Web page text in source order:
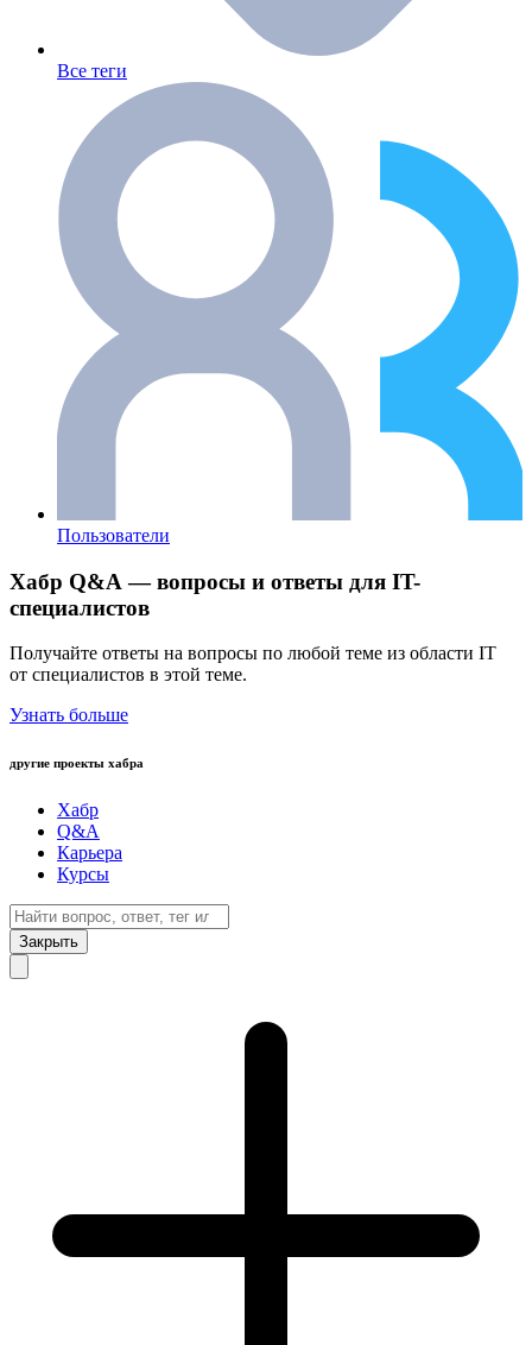
Все теги
Пользователи
Хабр Q&A — вопросы и ответы для IT-
специалистов
Получайте ответы на вопросы по любой теме из области IT
от специалистов в этой теме.
Узнать больше
другие проекты хабра
Хабр
Q&A
Карьера
Курсы
Закрыть